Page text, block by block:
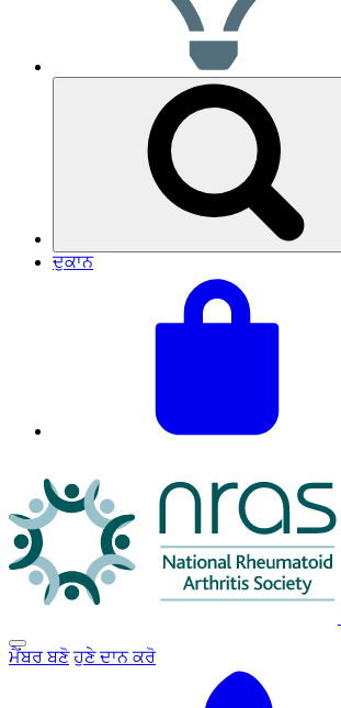
ਦੁਕਾਨ
ਪ੍ਰਾਇਮਰੀ
ਨੈਵੀਗੇਸ਼ਨ
ਮੈਂਬਰ ਬਣੋ ਹੁਣੇ ਦਾਨ ਕਰੋ